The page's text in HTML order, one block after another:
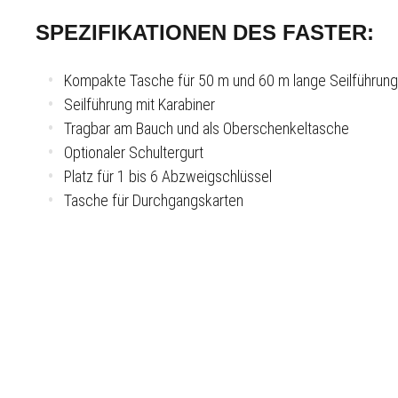
SPEZIFIKATIONEN DES FASTER:
Kompakte Tasche für 50 m und 60 m lange
Seilführung mit Karabiner
Tragbar am Bauch und als Oberschenkeltasche
Optionaler Schultergurt
Platz für 1 bis 6 Abzweigschlüssel
Tasche für Durchgangskarten